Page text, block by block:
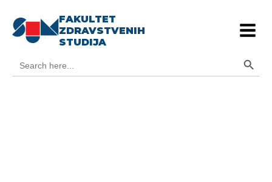
FAKULTET
ZDRAVSTVENIH
STUDIJA
for: